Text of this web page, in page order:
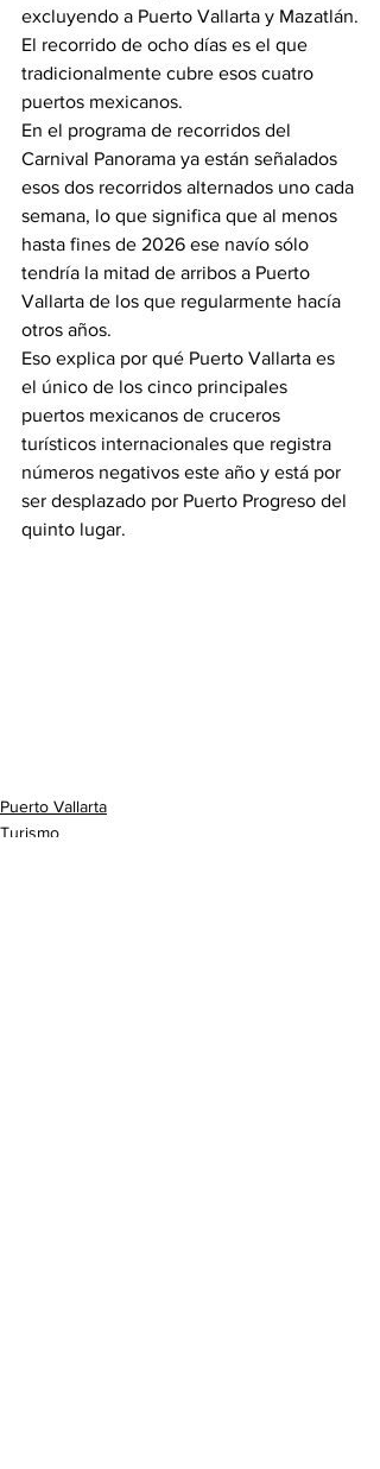
excluyendo a Puerto Vallarta y Mazatlán.
El recorrido de ocho días es el que
tradicionalmente cubre esos cuatro
puertos mexicanos.
En el programa de recorridos del
Carnival Panorama ya están señalados
esos dos recorridos alternados uno cada
semana, lo que significa que al menos
hasta fines de 2026 ese navío sólo
tendría la mitad de arribos a Puerto
Vallarta de los que regularmente hacía
otros años.
Eso explica por qué Puerto Vallarta es
el único de los cinco principales
puertos mexicanos de cruceros
turísticos internacionales que registra
números negativos este año y está por
ser desplazado por Puerto Progreso del
quinto lugar.
Puerto Vallarta
Turismo